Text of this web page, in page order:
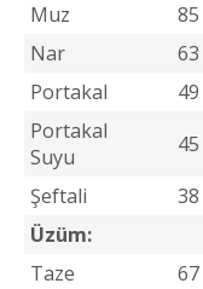
Muz
85
Nar
63
Portakal
49
Portakal
Suyu
45
Şeftali
38
Üzüm:
Taze
67